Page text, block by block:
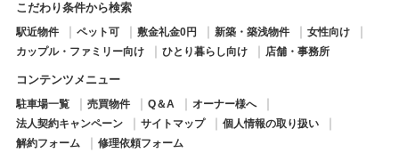
こだわり条件から検索
駅近物件 ペット可 敷金礼金0円 新築・築浅物件
女性向け
カップル・ファミリー向け
ひとり暮らし向け 店舗・事務所
コンテンツメニュー
駐車場一覧 売買物件 Q＆A
オーナー様へ
法人契約キャンペーン
サイトマップ
個人情報の取り扱い
解約フォーム
修理依頼フォーム